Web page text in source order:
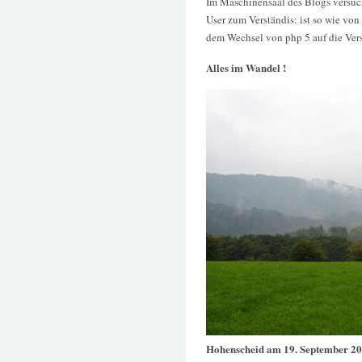
User zum Verständis: ist so wie
dem Wechsel von php 5 auf die
Alles im Wandel !
Hohenscheid am 19. September